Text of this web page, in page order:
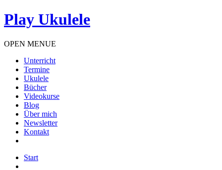
Play Ukulele
OPEN MENUE
Unterricht
Termine
Ukulele
Bücher
Videokurse
Blog
Über mich
Newsletter
Kontakt
Start